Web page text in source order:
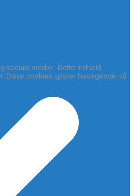
sociale medier. Dette indhold
Disse cookies sporer besøgende på